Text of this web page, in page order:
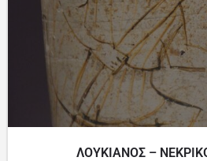
ΛΟΥΚΙΑΝΟΣ –